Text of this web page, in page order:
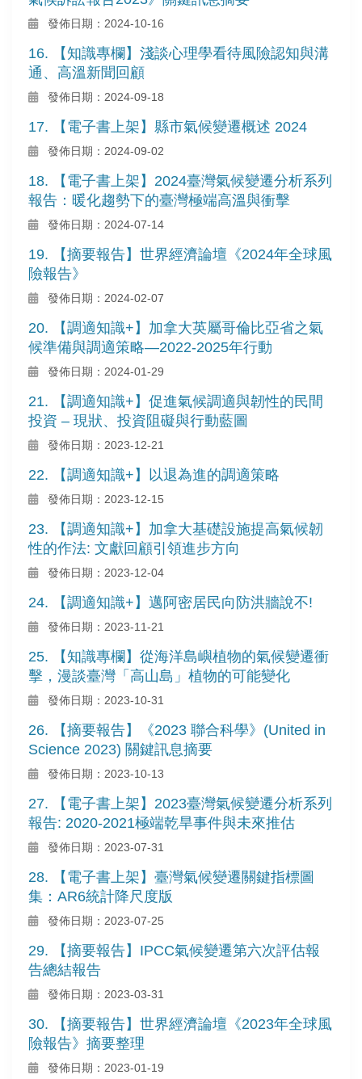
發佈日期：2024-10-16
16. 【知識專欄】淺談心理學看待風險認知與溝
通、高溫新聞回顧
發佈日期：2024-09-18
17. 【電子書上架】縣市氣候變遷概述 2024
發佈日期：2024-09-02
18. 【電子書上架】2024臺灣氣候變遷分析系列
報告：暖化趨勢下的臺灣極端高溫與衝擊
發佈日期：2024-07-14
19. 【摘要報告】世界經濟論壇《2024年全球風
險報告》
發佈日期：2024-02-07
20. 【調適知識+】加拿大英屬哥倫比亞省之氣
候準備與調適策略—2022-2025年行動
發佈日期：2024-01-29
21. 【調適知識+】促進氣候調適與韌性的民間
投資 – 現狀、投資阻礙與行動藍圖
發佈日期：2023-12-21
22. 【調適知識+】以退為進的調適策略
發佈日期：2023-12-15
23. 【調適知識+】加拿大基礎設施提高氣候韌
性的作法: 文獻回顧引領進步方向
發佈日期：2023-12-04
24. 【調適知識+】邁阿密居民向防洪牆說不!
發佈日期：2023-11-21
25. 【知識專欄】從海洋島嶼植物的氣候變遷衝
擊，漫談臺灣「高山島」植物的可能變化
發佈日期：2023-10-31
26. 【摘要報告】《2023 聯合科學》(United in
Science 2023) 關鍵訊息摘要
發佈日期：2023-10-13
27. 【電子書上架】2023臺灣氣候變遷分析系列
報告: 2020-2021極端乾旱事件與未來推估
發佈日期：2023-07-31
28. 【電子書上架】臺灣氣候變遷關鍵指標圖
集：AR6統計降尺度版
發佈日期：2023-07-25
29. 【摘要報告】IPCC氣候變遷第六次評估報
告總結報告
發佈日期：2023-03-31
30. 【摘要報告】世界經濟論壇《2023年全球風
險報告》摘要整理
發佈日期：2023-01-19